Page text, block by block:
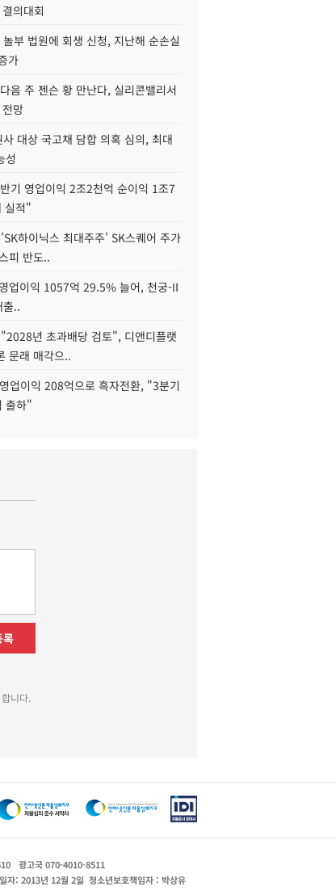
의대회
부 법원에 회생 신청, 지난해 순손실
가
음 주 젠슨 황 만난다, 실리콘밸리서
망
대상 국고채 담합 의혹 심의, 최대
성
기 영업이익 2조2천억 순이익 1조7
실적"
하이닉스 최대주주' SK스퀘어 주가
피 반도..
업이익 1057억 29.5% 늘어, 천궁-II
출..
년 초과배당 검토", 디앤디플랫
문래 매각으..
업이익 208억으로 흑자전환, "3분기
출하"
록
니다.
광고국 070-4010-8511
자: 2013년 12월 2일 청소년보호책임자 : 박상유